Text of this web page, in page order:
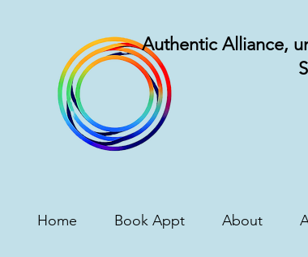
Authentic Alliance,
Home Book Appt About